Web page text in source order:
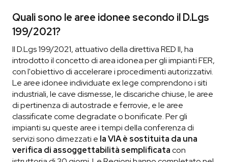
Quali sono le aree idonee secondo il D.Lgs
199/2021?
Il D.Lgs 199/2021, attuativo della direttiva RED II, ha
introdotto il concetto di area idonea per gli impianti FER,
con l'obiettivo di accelerare i procedimenti autorizzativi.
Le aree idonee individuate ex lege comprendono i siti
industriali, le cave dismesse, le discariche chiuse, le aree
di pertinenza di autostrade e ferrovie, e le aree
classificate come degradate o bonificate. Per gli
impianti su queste aree i tempi della conferenza di
servizi sono dimezzati e la VIA è sostituita da una
verifica di assoggettabilità semplificatacon